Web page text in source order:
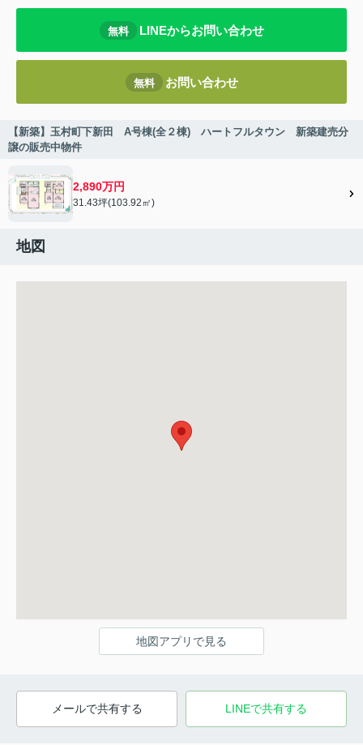
無料 LINEからお問い合わせ
無料 お問い合わせ
【新築】玉村町下新田 A号棟(全２棟) ハートフルタウン 新築建売分
譲の販売中物件
2,890万円
31.43坪(103.92㎡)
地図
地図アプリで見る
メールで共有する LINEで共有する